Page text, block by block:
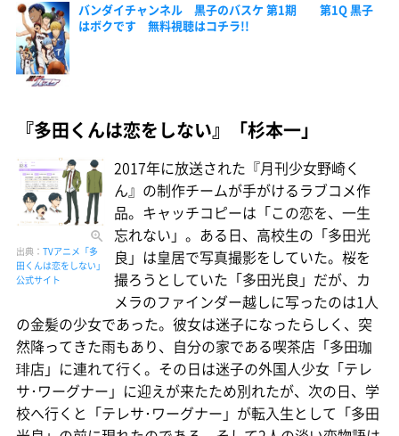
バンダイチャンネル 黒子のバスケ 第1期 第1Q 黒子
はボクです 無料視聴はコチラ!!
『多田くんは恋をしない』「杉本一」
出典： TVアニメ「多
田くんは恋をしない」
公式サイト
2017年に放送された『月刊少女野崎く
ん』の制作チームが手がけるラブコメ作
品。キャッチコピーは「この恋を、一生
忘れない」。ある日、高校生の「多田光
良」は皇居で写真撮影をしていた。桜を
撮ろうとしていた「多田光良」だが、カ
メラのファインダー越しに写ったのは1人
の金髪の少女であった。彼女は迷子になったらしく、突
然降ってきた雨もあり、自分の家である喫茶店「多田珈
琲店」に連れて行く。その日は迷子の外国人少女「テレ
サ･ワーグナー」に迎えが来たため別れたが、次の日、学
校へ行くと「テレサ･ワーグナー」が転入生として「多田